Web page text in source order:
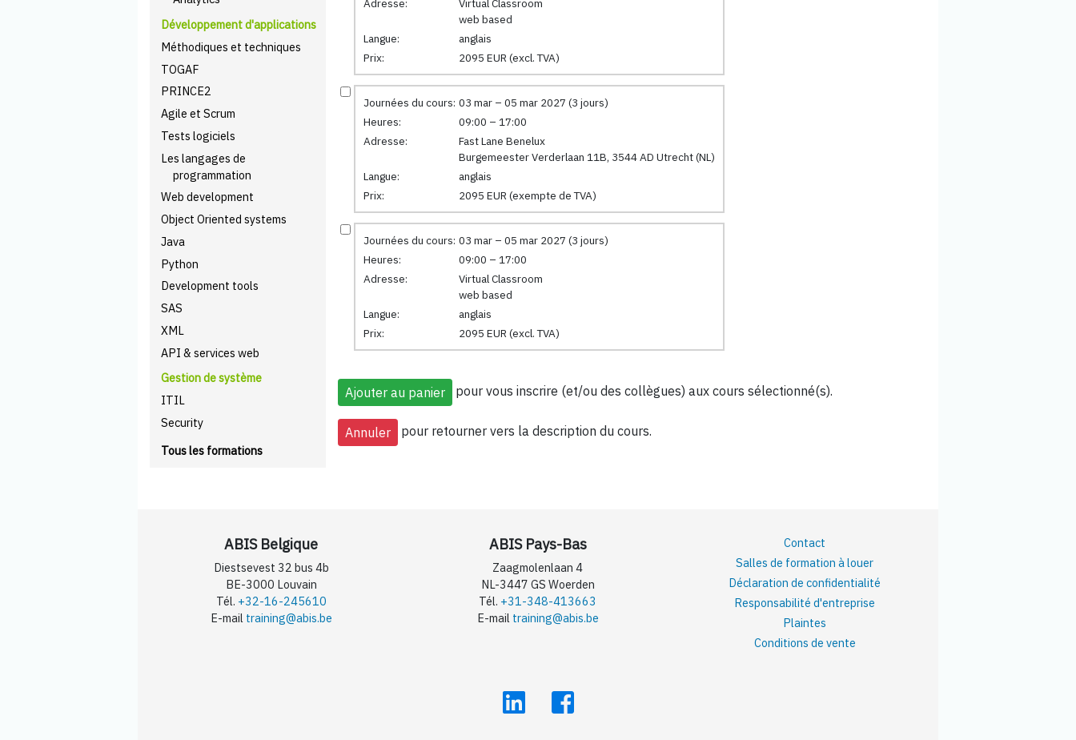
Développement d'applications
Méthodiques et techniques
TOGAF
PRINCE2
Agile et Scrum
Tests logiciels
Les langages de
programmation
Web development
Object Oriented systems
Java
Python
Development tools
SAS
XML
API & services web
Gestion de système
ITIL
Security
Tous les formations
Adresse:
Virtual Classroom
web based
Langue:
anglais
Prix:
2095 EUR (excl. TVA)
Journées du cours: 03 mar – 05 mar 2027 (3 jours)
Heures:
09:00 – 17:00
Adresse:
Fast Lane Benelux
Burgemeester Verderlaan 11B, 3544 AD Utrecht (NL)
Langue:
anglais
Prix:
2095 EUR (exempte de TVA)
Journées du cours: 03 mar – 05 mar 2027 (3 jours)
Heures:
09:00 – 17:00
Adresse:
Virtual Classroom
web based
Langue:
anglais
Prix:
2095 EUR (excl. TVA)
pour vous inscrire (et/ou des collègues) aux cours sélectionné(s).
pour retourner vers la description du cours.
ABIS Belgique
Diestsevest 32 bus 4b
BE-3000 Louvain
Tél. +32-16-245610
E-mail training@abis.be
ABIS Pays-Bas
Zaagmolenlaan 4
NL-3447 GS Woerden
Tél. +31-348-413663
E-mail training@abis.be
Contact
Salles de formation à louer
Déclaration de confidentialité
Responsabilité d'entreprise
Plaintes
Conditions de vente